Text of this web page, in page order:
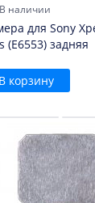
В наличии
для Sony
(E6553) задняя
В корзину